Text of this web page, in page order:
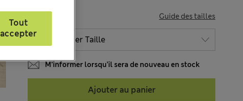
Guide des tailles
M’informer lorsqu’il sera de nouveau en stock
Ajouter au panier
Tout
accepter